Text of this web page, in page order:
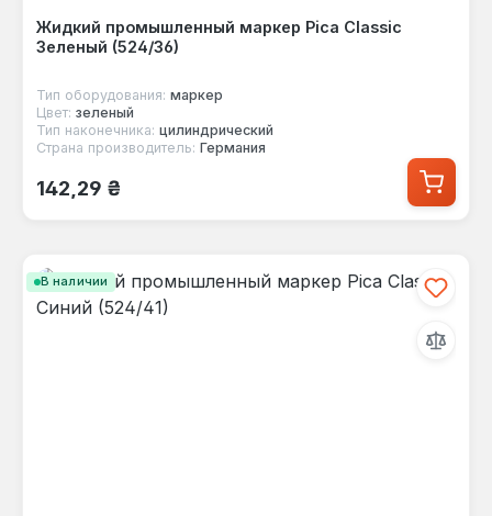
Жидкий промышленный маркер Pica Classic
Зеленый (524/36)
Тип оборудования: маркер
Цвет: зеленый
Тип наконечника: цилиндрический
Страна производитель: Германия
Обычная цена:
142,29 ₴
В наличии